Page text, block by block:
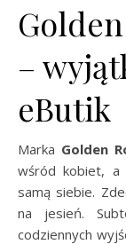
–
eButik
Marka Golden
wśród kobiet, a
samą siebie.
na jesień.
codziennych